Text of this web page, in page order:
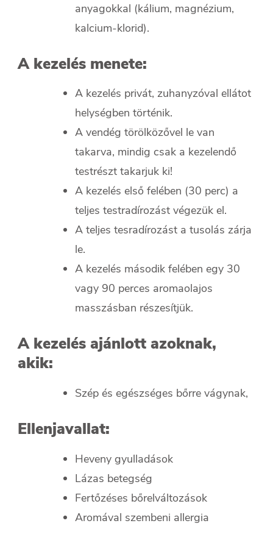
anyagokkal (kálium, magnézium,
kalcium-klorid).
A kezelés menete:
A kezelés privát, zuhanyzóval ellátot
helységben történik.
A vendég törölközővel le van
takarva, mindig csak a kezelendő
testrészt takarjuk ki!
A kezelés első felében (30 perc) a
teljes testradírozást végezük el.
A teljes tesradírozást a tusolás zárja
le.
A kezelés második felében egy 30
vagy 90 perces aromaolajos
masszásban részesítjük.
A kezelés ajánlott azoknak,
akik:
Szép és egészséges bőrre vágynak,
Ellenjavallat:
Heveny gyulladások
Lázas betegség
Fertőzéses bőrelváltozások
Aromával szembeni allergia